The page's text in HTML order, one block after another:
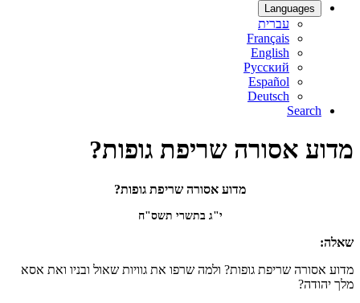
Languages
עברית
Français
English
Русский
Español
Deutsch
Search
מדוע אסורה שריפת גופות?
מדוע אסורה שריפת גופות?
י"ג בתשרי תשס"ח
שאלה:
מדוע אסורה שריפת גופות? ולמה שרפו את גוויות שאול ובניו ואת אסא
מלך יהודה?